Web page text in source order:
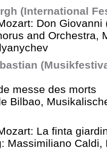
(International
Don Giovanni
and Orchestra,
messe des morts
Bilbao,
La finta
Massimiliano Caldi,